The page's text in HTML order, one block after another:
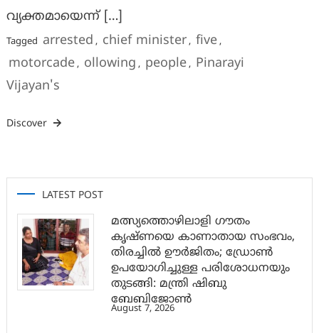
വ്യക്തമായെന്ന് […]
Tagged arrested , chief minister, five,
motorcade, ollowing , people, Pinarayi
Vijayan's
Discover
LATEST POST
മത്സ്യത്തൊഴിലാളി ഗൗതം
കൃഷ്ണയെ കാണാതായ സംഭവം,
തിരച്ചിൽ ഊർജിതം; ഡ്രോണ്‍
ഉപയോഗിച്ചുള്ള പരിശോധനയും
തുടങ്ങി: മന്ത്രി ഷിബു
ബേബിജോണ്‍
August 7, 2026